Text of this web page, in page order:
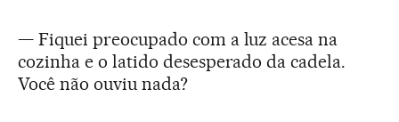
— Fiquei preocupado com a luz acesa na
cozinha e o latido desesperado da cadela.
Você não ouviu nada?